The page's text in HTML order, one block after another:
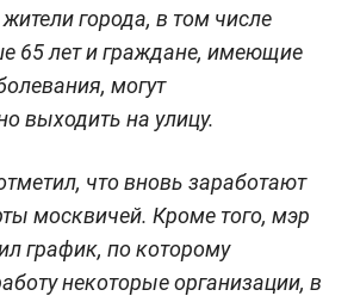
города, в том числе
65 лет и граждане, имеющие
могут
выходить на улицу.
что вновь заработают
москвичей. Кроме того, мэр
график, по которому
некоторые организации, в